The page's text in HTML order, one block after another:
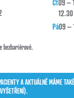
Čt09 –
Pá09 –
bezbariérové.
A AKTUÁLNĚ MÁME